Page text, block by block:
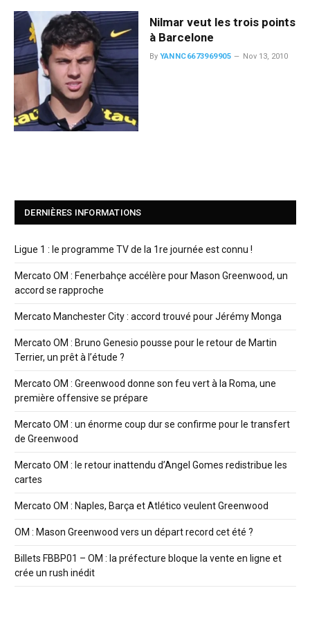
Nilmar veut les trois points
à Barcelone
By YANNC6673969905 Nov 13, 2010
DERNIÈRES INFORMATIONS
Ligue 1 : le programme TV de la 1re journée est connu !
Mercato OM : Fenerbahçe accélère pour Mason Greenwood, un
accord se rapproche
Mercato Manchester City : accord trouvé pour Jérémy Monga
Mercato OM : Bruno Genesio pousse pour le retour de Martin
Terrier, un prêt à l’étude ?
Mercato OM : Greenwood donne son feu vert à la Roma, une
première offensive se prépare
Mercato OM : un énorme coup dur se confirme pour le transfert
de Greenwood
Mercato OM : le retour inattendu d’Angel Gomes redistribue les
cartes
Mercato OM : Naples, Barça et Atlético veulent Greenwood
OM : Mason Greenwood vers un départ record cet été ?
Billets FBBP01 – OM : la préfecture bloque la vente en ligne et
crée un rush inédit